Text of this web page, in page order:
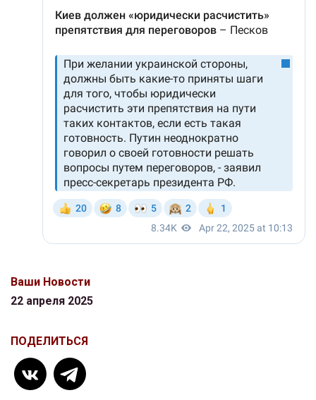
Ваши Новости
22 апреля 2025
ПОДЕЛИТЬСЯ